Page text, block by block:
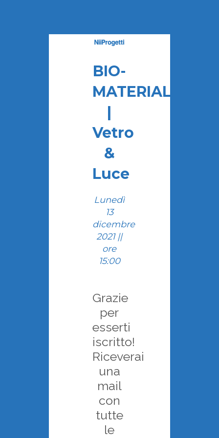
BIO-
MATERIALS
|
Vetro
&
Luce
Lunedì
13
dicembre
2021 ||
ore
15:00
Grazie
per
esserti
iscritto!
Riceverai
una
mail
con
tutte
le